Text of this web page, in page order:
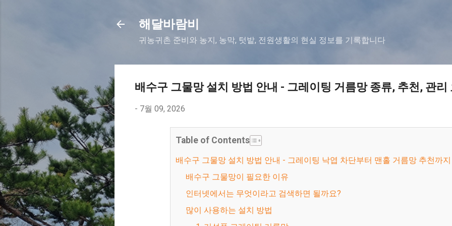
해달바람비
귀농귀촌 준비와 농지, 농막, 텃밭, 전원생활의 현실 정보를 기록합니다
배수구 그물망 설치 방법 안내 - 그레이팅 거름망 종류, 추천, 관리
- 7월 09, 2026
Table of Contents
배수구 그물망 설치 방법 안내 - 그레이팅 낙엽 차단부터 맨홀 거름망 추천까지
배수구 그물망이 필요한 이유
인터넷에서는 무엇이라고 검색하면 될까요?
많이 사용하는 설치 방법